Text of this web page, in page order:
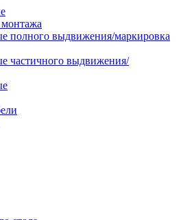
полного выдвижения/маркировка
частичного выдвижения/